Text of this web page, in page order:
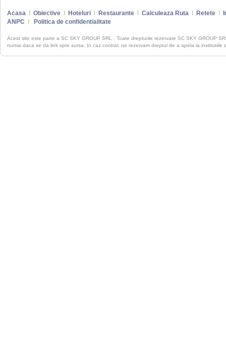
Acasa Obiective Hoteluri Restaurante Calculeaza Ruta Retete
ANPC
Politica de confidentialitate
Acest site este parte a SC SKY GROUP SRL . Toate drepturile rezervate SC SKY GROUP
numai daca se da link spre sursa. In caz contrar, ne rezervam dreptul de a apela la institutiile